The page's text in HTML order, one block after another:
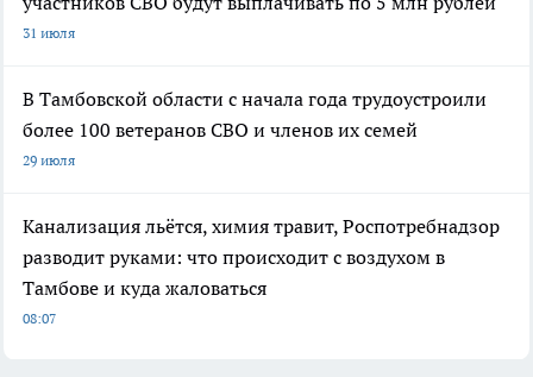
31 июля
В Тамбовской области с начала года трудоустроили
более 100 ветеранов СВО и членов их семей
29 июля
Канализация льётся, химия травит, Роспотребнадзор
разводит руками: что происходит с воздухом в
Тамбове и куда жаловаться
08:07